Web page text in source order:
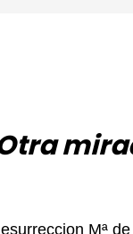
Mª